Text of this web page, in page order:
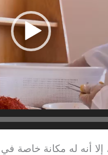
إلا أنه له مكانة